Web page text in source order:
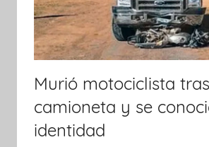
Murió motociclista
camioneta y se
identidad